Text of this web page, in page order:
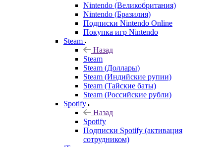
Nintendo (Великобритания)
Nintendo (Бразилия)
Подписки Nintendo Online
Покупка игр Nintendo
Steam
Назад
Steam
Steam (Доллары)
Steam (Индийские рупии)
Steam (Тайские баты)
Steam (Российские рубли)
Spotify
Назад
Spotify
Подписки Spotify (активация
сотрудником)